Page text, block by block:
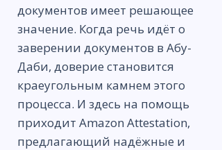
документов имеет решающее
значение. Когда речь идёт о
заверении документов в Абу-
Даби, доверие становится
краеугольным камнем этого
процесса. И здесь на помощь
приходит Amazon Attestation,
предлагающий надёжные и